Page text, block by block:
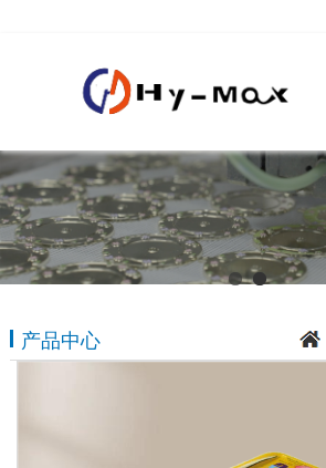
产品中心